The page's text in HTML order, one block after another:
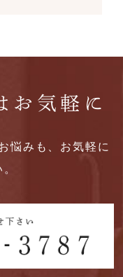
お気軽に
悩みも、お気軽に